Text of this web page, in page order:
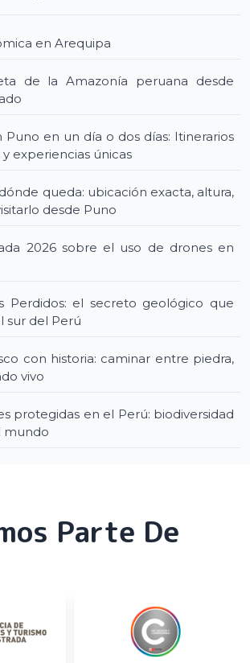
en Arequipa
de la Amazonía peruana desde
Puno en un día o dos días: Itinerarios
experiencias únicas
queda: ubicación exacta, altura,
desde Puno
2026 sobre el uso de drones en
Perdidos: el secreto geológico que
sur del Perú
con historia: caminar entre piedra,
vivo
protegidas en el Perú: biodiversidad
mundo
Parte De